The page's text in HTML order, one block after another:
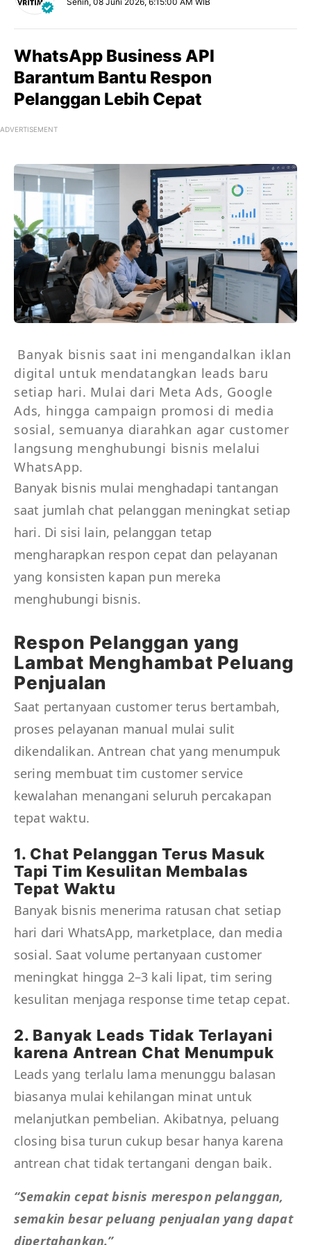
WhatsApp Business API
Barantum Bantu Respon
Pelanggan Lebih Cepat
ADVERTISEMENT
Banyak bisnis saat ini mengandalkan iklan
digital untuk mendatangkan leads baru
setiap hari. Mulai dari Meta Ads, Google
Ads, hingga campaign promosi di media
sosial, semuanya diarahkan agar customer
langsung menghubungi bisnis melalui
WhatsApp.
Banyak bisnis mulai menghadapi tantangan
saat jumlah chat pelanggan meningkat setiap
hari. Di sisi lain, pelanggan tetap
mengharapkan respon cepat dan pelayanan
yang konsisten kapan pun mereka
menghubungi bisnis.
Respon Pelanggan yang
Lambat Menghambat Peluang
Penjualan
Saat pertanyaan customer terus bertambah,
proses pelayanan manual mulai sulit
dikendalikan. Antrean chat yang menumpuk
sering membuat tim customer service
kewalahan menangani seluruh percakapan
tepat waktu.
1. Chat Pelanggan Terus Masuk
Tapi Tim Kesulitan Membalas
Tepat Waktu
Banyak bisnis menerima ratusan chat setiap
hari dari WhatsApp, marketplace, dan media
sosial. Saat volume pertanyaan customer
meningkat hingga 2–3 kali lipat, tim sering
kesulitan menjaga response time tetap cepat.
2. Banyak Leads Tidak Terlayani
karena Antrean Chat Menumpuk
Leads yang terlalu lama menunggu balasan
biasanya mulai kehilangan minat untuk
melanjutkan pembelian. Akibatnya, peluang
closing bisa turun cukup besar hanya karena
antrean chat tidak tertangani dengan baik.
“Semakin cepat bisnis merespon pelanggan,
semakin besar peluang penjualan yang dapat
dipertahankan.”